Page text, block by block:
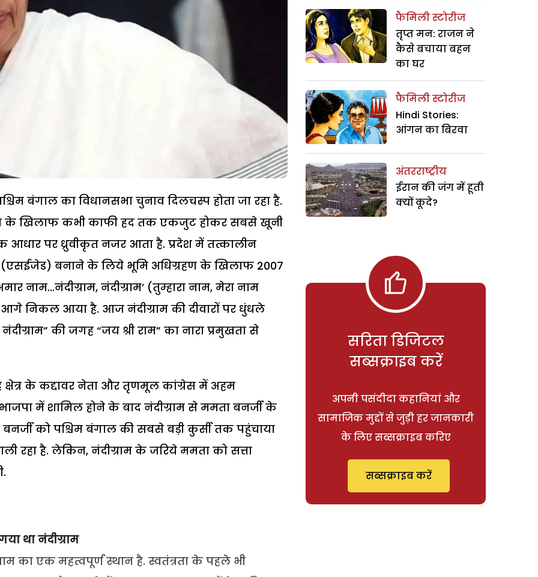
बंगाल का विधानसभा चुनाव दिलचस्प होता जा रहा है.
के खिलाफ कभी काफी हद तक एकजुट होकर सबसे खूनी
आधार पर ध्रुवीकृत नजर आता है. प्रदेश में तत्कालीन
(एसईजेड) बनाने के लिये भूमि अधिग्रहण के खिलाफ 2007
नाम…नंदीग्राम, नंदीग्राम’ (तुम्हारा नाम, मेरा नाम
आगे निकल आया है. आज नंदीग्राम की दीवारों पर धुंधले
की जगह “जय श्री राम” का नारा प्रमुखता से
के कद्दावर नेता और तृणमूल कांग्रेस में अहम
में शामिल होने के बाद नंदीग्राम से ममता बनर्जी के
को पश्चिम बंगाल की सबसे बड़ी कुर्सी तक पहुंचाया
रहा है. लेकिन, नंदीग्राम के जरिये ममता को सत्ता
था नंदीग्राम
का एक महत्वपूर्ण स्थान है. स्वतंत्रता के पहले भी
फैमिली स्टोरीज
तृप्त मन: राजन ने
कैसे बचाया बहन
का घर
फैमिली स्टोरीज
Hindi Stories:
आंगन का बिरवा
अंतरराष्ट्रीय
ईरान की जंग में हूती
क्यों कूदे?
सरिता डिजिटल
सब्सक्राइब करें
अपनी पसंदीदा कहानियां और
सामाजिक मुद्दों से जुड़ी हर जानकारी
के लिए सब्सक्राइब करिए
सब्सक्राइब करें